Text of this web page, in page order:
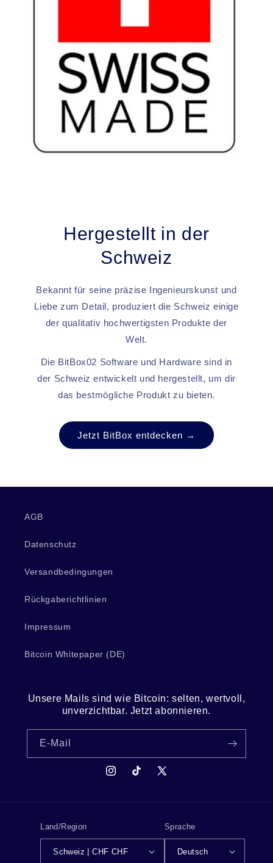
Hergestellt in der
Schweiz
Bekannt für seine präzise Ingenieurskunst und
Liebe zum Detail, produziert die Schweiz einige
der qualitativ hochwertigsten Produkte der
Welt.
Die BitBox02 Software und Hardware sind in
der Schweiz entwickelt und hergestellt, um dir
das bestmögliche Produkt zu bieten.
Jetzt BitBox entdecken →
AGB
Datenschutz
Versandbedingungen
Rückgaberichtlinien
Impressum
Bitcoin Whitepaper (DE)
Unsere Mails sind wie Bitcoin: selten, wertvoll,
unverzichtbar. Jetzt abonnieren.
E-Mail
InstagramTikTok X
Land/Region
Schweiz | CHF CHF
Sprache
Deutsch